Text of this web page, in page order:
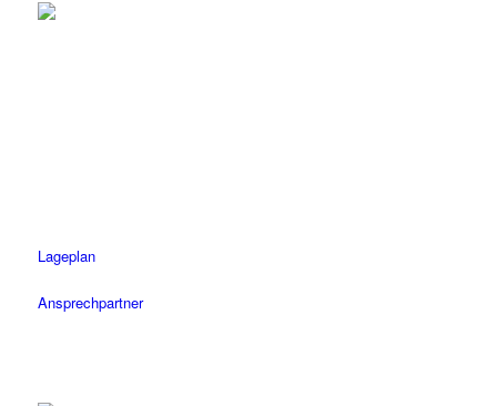
Lageplan
Ansprechpartner